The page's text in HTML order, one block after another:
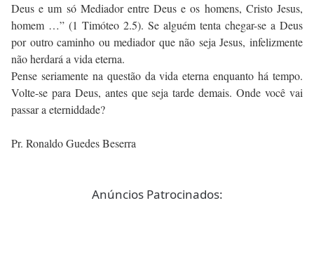
Deus e um só Mediador entre Deus e os homens, Cristo Jesus,
homem …” (1 Timóteo 2.5). Se alguém tenta chegar-se a Deus
por outro caminho ou mediador que não seja Jesus, infelizmente
não herdará a vida eterna.
Pense seriamente na questão da vida eterna enquanto há tempo.
Volte-se para Deus, antes que seja tarde demais. Onde você vai
passar a eterniddade?
Pr. Ronaldo Guedes Beserra
Anúncios Patrocinados: